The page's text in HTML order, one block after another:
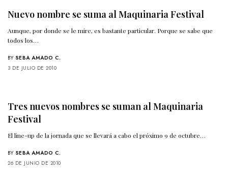
Nuevo nombre se suma al Maquinaria Festival
Aunque, por donde se le mire, es bastante particular. Porque se sabe que
todos los…
BY SEBA AMADO C.
3 DE JULIO DE 2010
Tres nuevos nombres se suman al Maquinaria
Festival
El line-up de la jornada que se llevará a cabo el próximo 9 de octubre…
BY SEBA AMADO C.
26 DE JUNIO DE 2010